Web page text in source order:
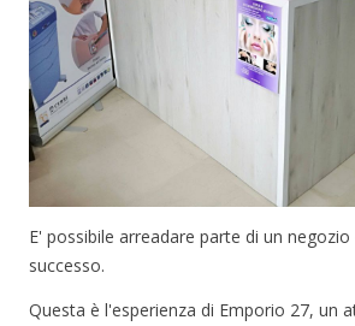
E' possibile arreadare parte di un
successo.
Questa è l'esperienza di Emporio 27, un